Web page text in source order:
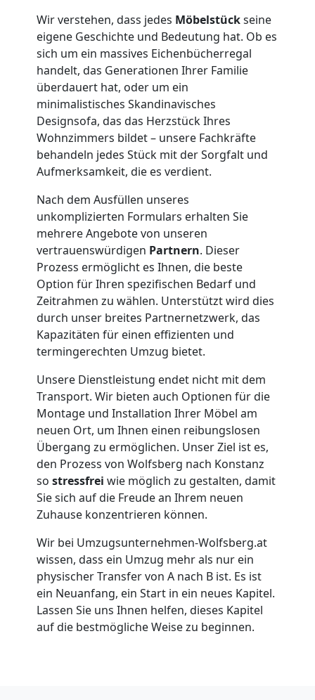
Wir verstehen, dass jedes Möbelstückseine
eigene Geschichte und Bedeutung hat. Ob es
sich um ein massives Eichenbücherregal
handelt, das Generationen Ihrer Familie
überdauert hat, oder um ein
minimalistisches Skandinavisches
Designsofa, das das Herzstück Ihres
Wohnzimmers bildet – unsere Fachkräfte
behandeln jedes Stück mit der Sorgfalt und
Aufmerksamkeit, die es verdient.
Nach dem Ausfüllen unseres
unkomplizierten Formulars erhalten Sie
mehrere Angebote von unseren
vertrauenswürdigen Partnern. Dieser
Prozess ermöglicht es Ihnen, die beste
Option für Ihren spezifischen Bedarf und
Zeitrahmen zu wählen. Unterstützt wird dies
durch unser breites Partnernetzwerk, das
Kapazitäten für einen effizienten und
termingerechten Umzug bietet.
Unsere Dienstleistung endet nicht mit dem
Transport. Wir bieten auch Optionen für die
Montage und Installation Ihrer Möbel am
neuen Ort, um Ihnen einen reibungslosen
Übergang zu ermöglichen. Unser Ziel ist es,
den Prozess von Wolfsberg nach Konstanz
so stressfrei wie möglich zu gestalten, damit
Sie sich auf die Freude an Ihrem neuen
Zuhause konzentrieren können.
Wir bei Umzugsunternehmen-Wolfsberg.at
wissen, dass ein Umzug mehr als nur ein
physischer Transfer von A nach B ist. Es ist
ein Neuanfang, ein Start in ein neues Kapitel.
Lassen Sie uns Ihnen helfen, dieses Kapitel
auf die bestmögliche Weise zu beginnen.
Möbellift
Wolfsberg
Übersiedlung
Wolfsberg
Klaviertransport
Wolfsberg
Privatumzug
Wolfsberg
Tresortransport
Wolfsberg
Umzug
für
Senioren